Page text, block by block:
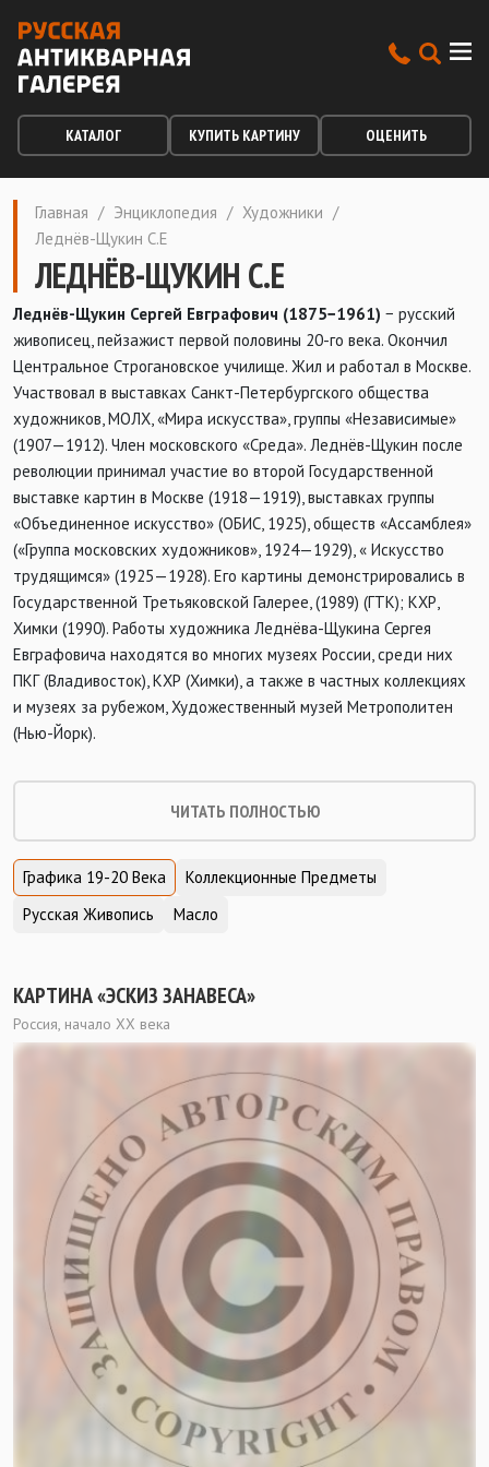
КАТАЛОГ КУПИТЬ КАРТИНУ ОЦЕНИТЬ
Главная / Энциклопедия / Художники /
Леднёв-Щукин С.Е
ЛЕДНЁВ-ЩУКИН С.Е
Леднёв-Щукин Сергей Евграфович (1875−1961) − русский
живописец, пейзажист первой половины 20-го века. Окончил
Центральное Строгановское училище. Жил и работал в Москве.
Участвовал в выставках Санкт-Петербургского общества
художников, МОЛХ, «Мира искусства», группы «Независимые»
(1907—1912). Член московского «Среда». Леднёв-Щукин после
революции принимал участие во второй Государственной
выставке картин в Москве (1918—1919), выставках группы
«Объединенное искусство» (ОБИС, 1925), обществ «Ассамблея»
(«Группа московских художников», 1924—1929), « Искусство
трудящимся» (1925—1928). Его картины демонстрировались в
Государственной Третьяковской Галерее, (1989) (ГТК); КХР,
Химки (1990). Работы художника Леднёва-Щукина Сергея
Евграфовича находятся во многих музеях России, среди них
ПКГ (Владивосток), КХР (Химки), а также в частных коллекциях
и музеях за рубежом, Художественный музей Метрополитен
(Нью-Йорк).
ЧИТАТЬ ПОЛНОСТЬЮ
Графика 19-20 Века
Коллекционные Предметы
Русская Живопись
Масло
КАРТИНА «ЭСКИЗ ЗАНАВЕСА»
Россия, начало ХХ века